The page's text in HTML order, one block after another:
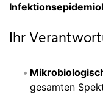
Ihr
gesamten